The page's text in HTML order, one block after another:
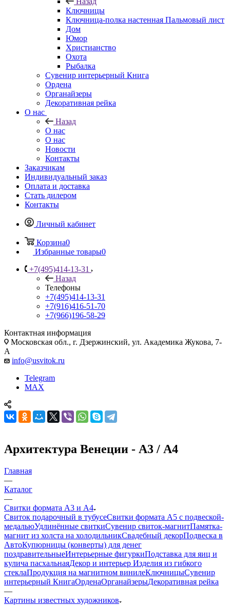
Ключницы
Ключница-полка настенная Пальмовый лист
Дом
Юмор
Христианство
Охота
Рыбалка
Сувенир интерьерный Книга
Ордена
Органайзеры
Декоративная рейка
О нас
Назад
О нас
О нас
Новости
Контакты
Заказчикам
Индивидуальный заказ
Оплата и доставка
Стать дилером
Контакты
Личный кабинет
Корзина0
Избранные товары0
+7(495)414-13-31
Назад
Телефоны
+7(495)414-13-31
+7(916)416-51-70
+7(966)196-58-29
Контактная информация
Московская обл., г. Дзержинский, ул. Академика Жукова, 7-
А
info@usvitok.ru
Telegram
MAX
Архитектура Венеции - А3 / А4
Главная
—
Каталог
—
Свитки формата А3 и А4
Свиток подарочный в тубусеСвитки формата А5 с подвеской-
медальюУдлинённые свиткиСувенир свиток-магнитПамятка-
магнит из холста на холодильникСвадебный декорПодвеска в
АвтоКупюрницы (конверты) для денег
поздравительныеИнтерьерные фигуркиПодставка для яиц и
кулича пасхальнаяДекор и интерьер Изделия из гибкого
стеклаПродукция на магнитном винилеКлючницыСувенир
интерьерный КнигаОрденаОрганайзерыДекоративная рейка
—
Картины известных художников